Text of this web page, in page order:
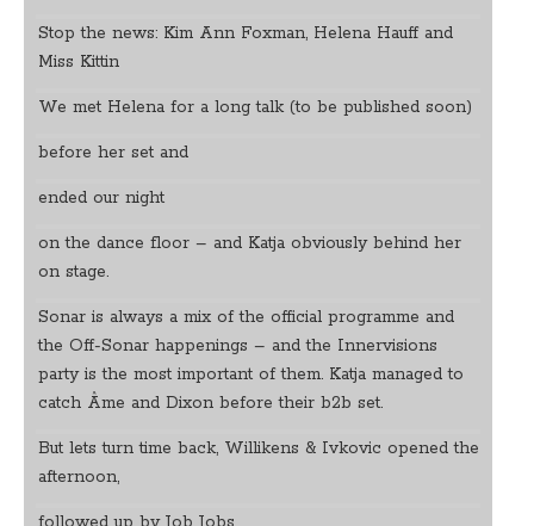
Stop the news: Kim Ann Foxman, Helena Hauff and
Miss Kittin
We met Helena for a long talk (to be published soon)
before her set and
ended our night
on the dance floor – and Katja obviously behind her
on stage.
Sonar is always a mix of the official programme and
the Off-Sonar happenings – and the Innervisions
party is the most important of them. Katja managed to
catch Âme and Dixon before their b2b set.
But lets turn time back, Willikens & Ivkovic opened the
afternoon,